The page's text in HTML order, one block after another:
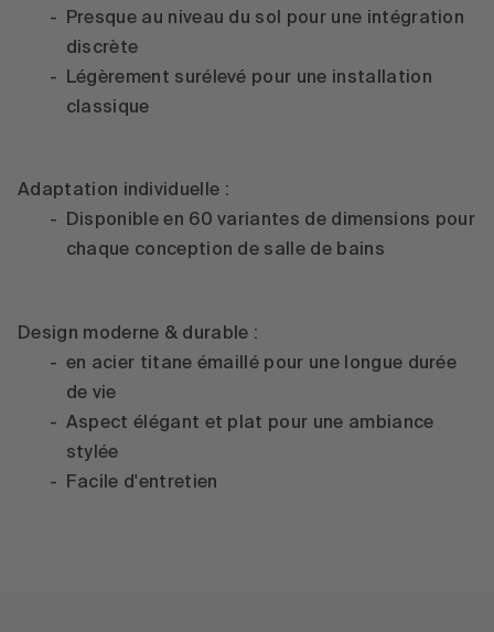
Presque au niveau du sol pour une intégration
discrète
Légèrement surélevé pour une installation
classique
Adaptation individuelle :
Disponible en 60 variantes de dimensions pour
chaque conception de salle de bains
Design moderne & durable :
en acier titane émaillé pour une longue durée
de vie
Aspect élégant et plat pour une ambiance
stylée
Facile d'entretien